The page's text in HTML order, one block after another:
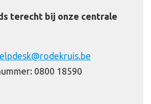
terecht bij onze centrale
0800 18590